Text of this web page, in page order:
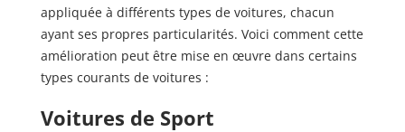
appliquée à différents types de voitures, chacun
ayant ses propres particularités. Voici comment cette
amélioration peut être mise en œuvre dans certains
types courants de voitures :
Voitures de Sport